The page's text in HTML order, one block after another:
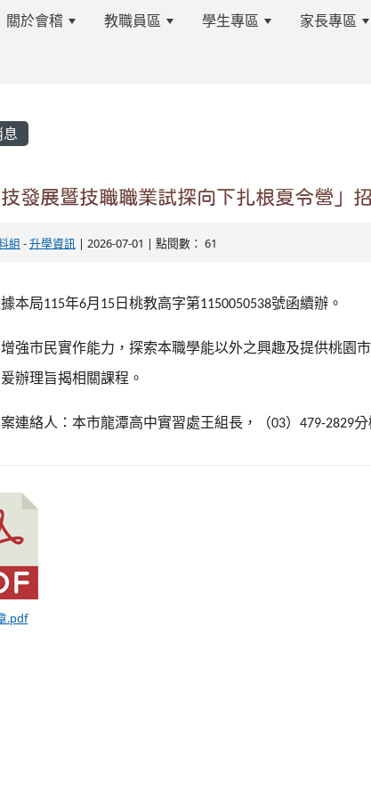
關於會稽 教職員區 學生專區 家長專區
技發展暨技職職業試探向下扎根夏令營」
組 -升學資訊| 2026-07-01 | 點閱數： 61
本局115年6月 15 日桃教高字第1150050538號函續辦。
強市民實作能力，探索本職學能以外之興趣及提供桃園
辦理旨揭相關課程。
連絡人：本市龍潭高中實習處王組長，（03）479-2829
.pdf
kjjhsnews/%E9%A6%96%E9%A0%81